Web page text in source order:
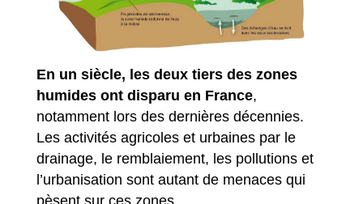
En un siècle, les deux tiers des zones
humides ont disparu en France,
notamment lors des dernières décennies.
Les activités agricoles et urbaines par le
drainage, le remblaiement, les pollutions et
l’urbanisation sont autant de menaces qui
pèsent sur ces zones.